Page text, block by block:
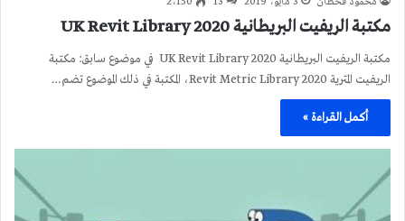
مكتبة الريفيت البريطانية 2020 UK Revit Library
مكتبة الريفيت البريطانية 2020 UK Revit Library في موضوع سابق: مكتبة
الريفيت المترية 2020 Revit Metric Library، المكتبة في ذلك الموضوع تضم…
أكمل القراءة »